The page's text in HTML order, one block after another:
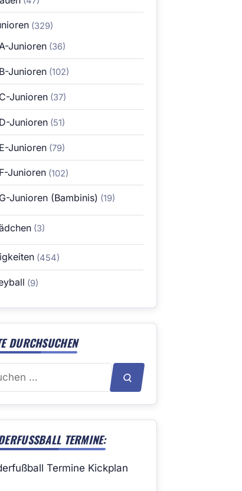
(329)
A-Junioren (36)
B-Junioren (102)
C-Junioren (37)
D-Junioren (51)
E-Junioren (79)
F-Junioren (102)
G-Junioren (Bambinis) (19)
(3)
(454)
(9)
DURCHSUCHEN
SUCHEN
TERMINE:
Termine Kickplan